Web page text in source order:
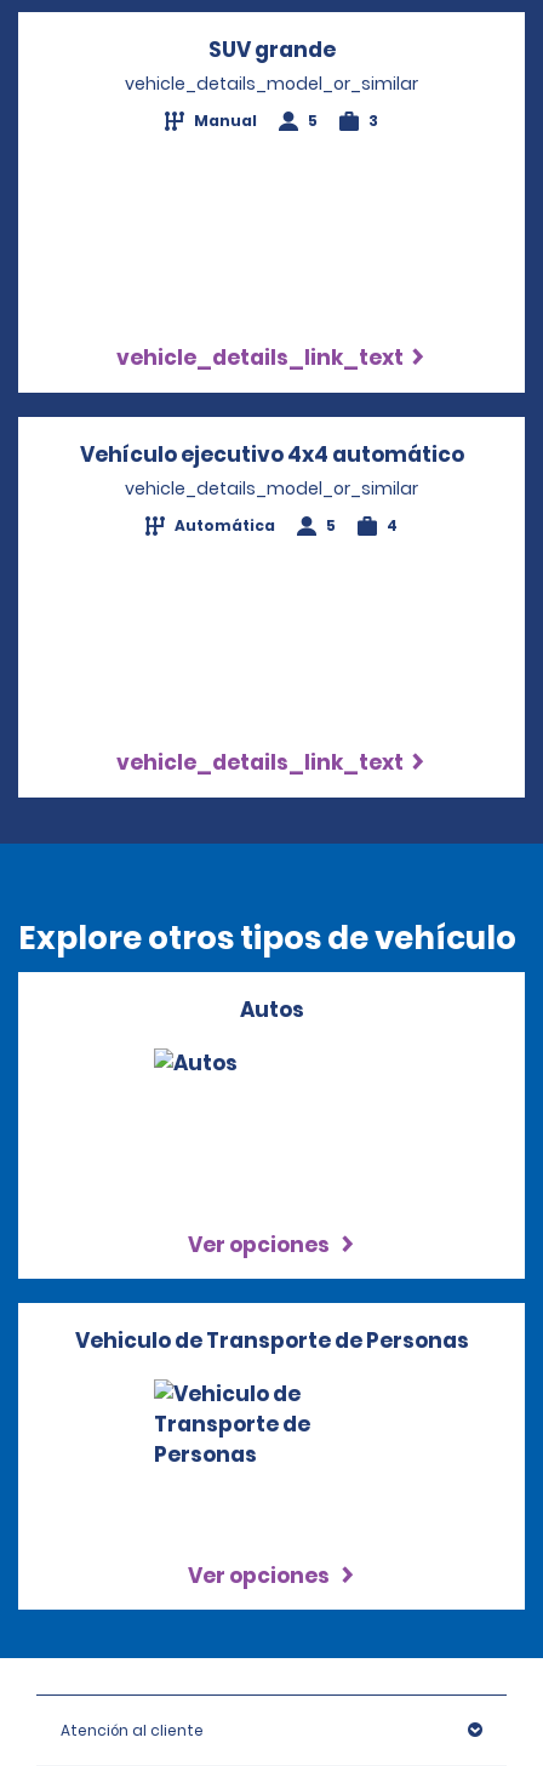
SUV grandeOpens in a new
vehicle_details_model_or_similar
Manual 5 3
vehicle_details_link_text
Vehículo ejecutivo 4x4 automáticoOpens
vehicle_details_model_or_similar
Automática 5 4
vehicle_details_link_text
Explore otros tipos de vehículo
Autos
Ver opciones
Vehiculo de Transporte de Personas
Ver opciones
Atención al cliente